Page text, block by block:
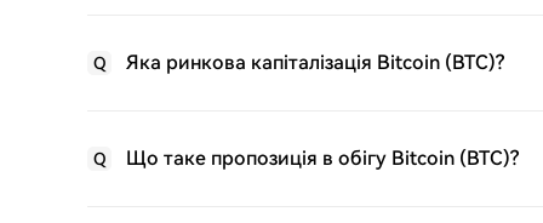
Q Яка ринкова капіталізація Bitcoin (BTC)?
Q Що таке пропозиція в обігу Bitcoin (BTC)?